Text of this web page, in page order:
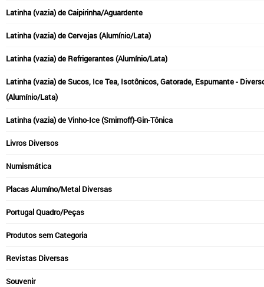
Latinha (vazia) de Caipirinha/Aguardente
Latinha (vazia) de Cervejas (Alumínio/Lata)
Latinha (vazia) de Refrigerantes (Alumínio/Lata)
Latinha (vazia) de Sucos, Ice Tea, Isotônicos, Gatorade, Espumante -
(Alumínio/Lata)
Latinha (vazia) de Vinho-Ice (Smirnoff)-Gin-Tônica
Livros Diversos
Numismática
Placas Alumíno/Metal Diversas
Portugal Quadro/Peças
Produtos sem Categoria
Revistas Diversas
Souvenir